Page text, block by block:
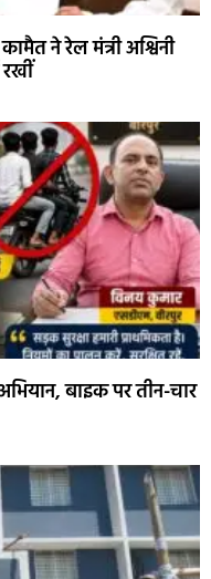
ने रेल मंत्री अश्विनी
बाइक पर तीन-चार